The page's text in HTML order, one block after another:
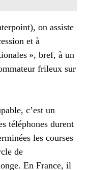
on assiste
et à
», bref, à un
frileux sur
c’est un
téléphones durent
les courses
de
En France, il